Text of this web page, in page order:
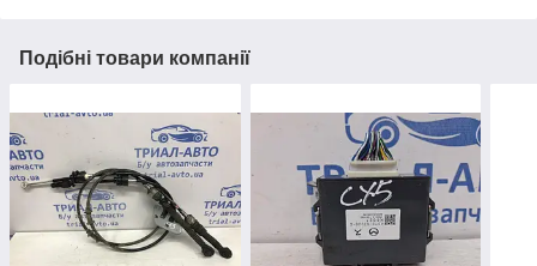
Подібні товари компанії